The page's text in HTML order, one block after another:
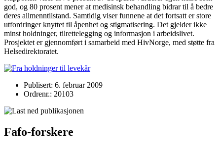
god, og 80 prosent mener at medisinsk behandling bidrar til å bedre
deres allmenntilstand. Samtidig viser funnene at det fortsatt er store
utfordringer knyttet til åpenhet og stigmatisering. Det gjelder ikke
minst holdninger, tilrettelegging og informasjon i arbeidslivet.
Prosjektet er gjennomført i samarbeid med HivNorge, med støtte fra
Helsedirektoratet.
Publisert: 6. februar 2009
Ordrenr.: 20103
Fafo-forskere